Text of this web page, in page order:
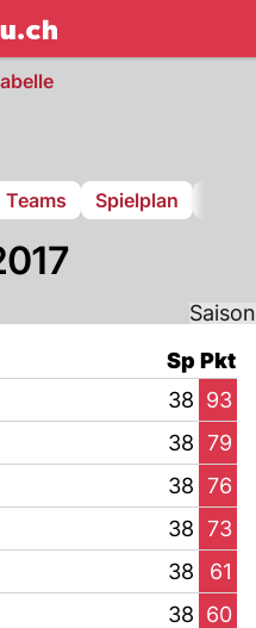
NAU.ch
Teams Spielplan
Saison
Sp Pkt
38 93
38 79
38 76
38 73
38
61
38 60